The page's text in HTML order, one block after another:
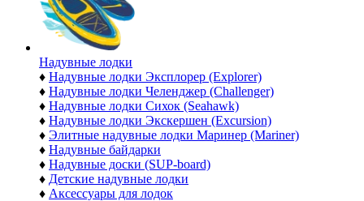
Надувные лодки
♦ Надувные лодки Эксплорер (Explorer)
♦ Надувные лодки Челенджер (Challenger)
♦ Надувные лодки Сихок (Seahawk)
♦ Надувные лодки Экскершен (Excursion)
♦ Элитные надувные лодки Маринер (Mariner)
♦ Надувные байдарки
♦ Надувные доски (SUP-board)
♦ Детские надувные лодки
♦ Аксессуары для лодок